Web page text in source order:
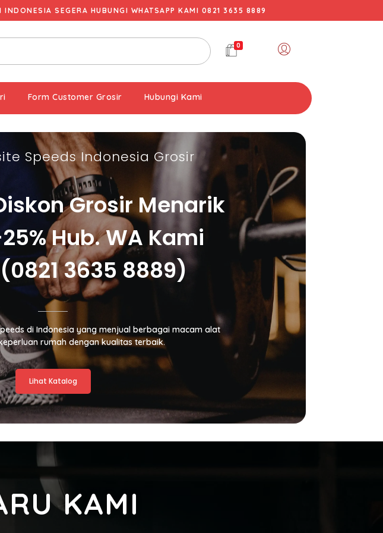
SEGERA HUBUNGI WHATSAPP KAMI 0821 3635 8889
0
Form Customer Grosir Hubungi Kami
Speeds Indonesia Grosir
Grosir Menarik
Hub. WA Kami
3635 8889)
di Indonesia yang menjual berbagai macam alat
rumah dengan kualitas terbaik.
Lihat Katalog
KAMI